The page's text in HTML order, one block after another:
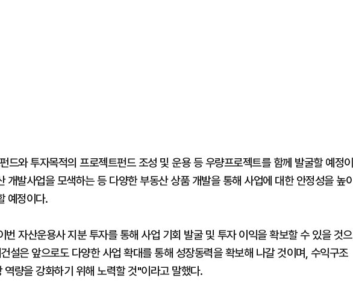
드와 투자목적의 프로젝트펀드 조성 및 운용 등 우량프로젝트를 함께 발굴할 예정이
개발사업을 모색하는 등 다양한 부동산 상품 개발을 통해 사업에 대한 안정성을 높이
예정이다.
번 자산운용사 지분 투자를 통해 사업 기회 발굴 및 투자 이익을 확보할 수 있을 것으
설은 앞으로도 다양한 사업 확대를 통해 성장동력을 확보해 나갈 것이며, 수익구조
역량을 강화하기 위해 노력할 것"이라고 말했다.